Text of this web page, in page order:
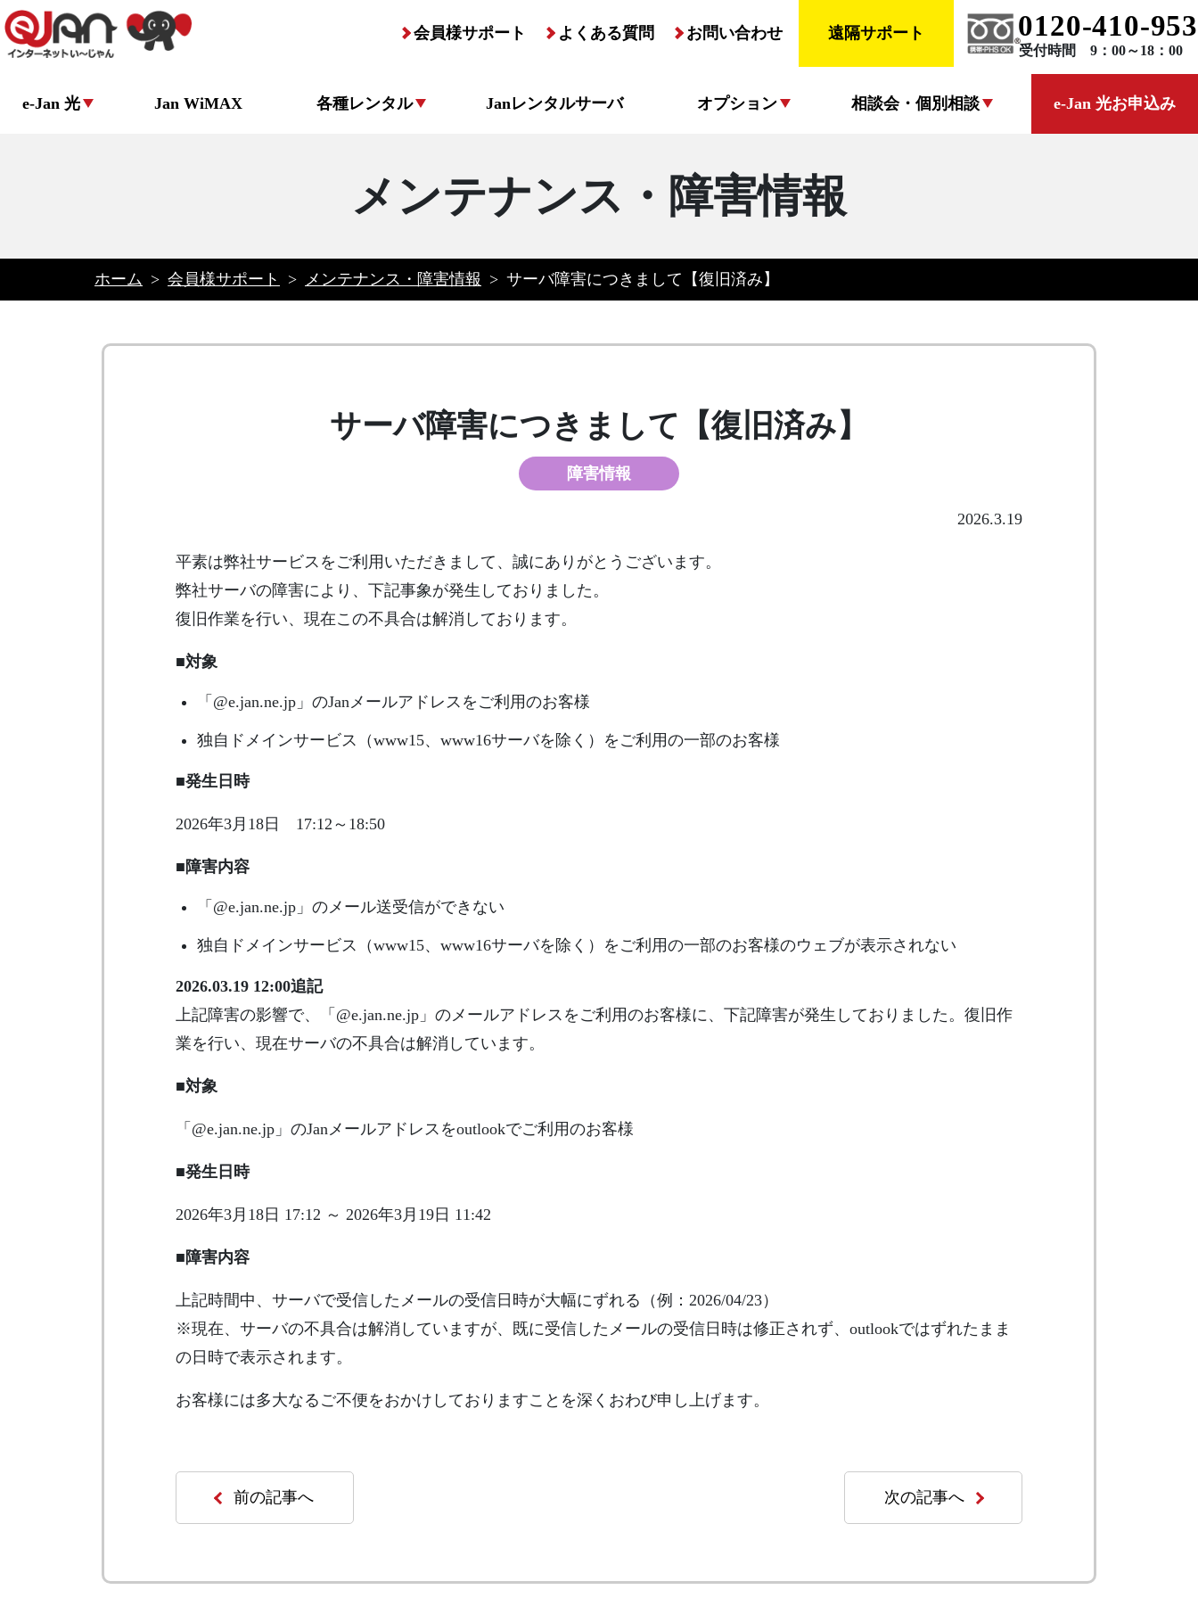
会員様サポート よくある質問 お問い合わせ 遠隔サポート 0120-410-953
受付時間 9：00～18：00
e-Jan 光 Jan WiMAX 各種レンタル Janレンタルサーバ オプション 相談会・個別相談 e-Jan 光お申込み
メンテナンス・障害情報
ホーム > 会員様サポート > メンテナンス・障害情報 > サーバ障害につきまして【復旧済み】
サーバ障害につきまして【復旧済み】
障害情報
2026.3.19
平素は弊社サービスをご利用いただきまして、誠にありがとうございます。
弊社サーバの障害により、下記事象が発生しておりました。
復旧作業を行い、現在この不具合は解消しております。
■対象
「@e.jan.ne.jp」のJanメールアドレスをご利用のお客様
独自ドメインサービス（www15、www16サーバを除く）をご利用の一部のお客様
■発生日時
2026年3月18日 17:12～18:50
■障害内容
「@e.jan.ne.jp」のメール送受信ができない
独自ドメインサービス（www15、www16サーバを除く）をご利用の一部のお客様のウェブが表示されない
2026.03.19 12:00追記
上記障害の影響で、「@e.jan.ne.jp」のメールアドレスをご利用のお客様に、下記障害が発生しておりました。復旧作
業を行い、現在サーバの不具合は解消しています。
■対象
「@e.jan.ne.jp」のJanメールアドレスをoutlookでご利用のお客様
■発生日時
2026年3月18日 17:12 ～ 2026年3月19日 11:42
■障害内容
上記時間中、サーバで受信したメールの受信日時が大幅にずれる（例：2026/04/23）
※現在、サーバの不具合は解消していますが、既に受信したメールの受信日時は修正されず、outlookではずれたまま
の日時で表示されます。
お客様には多大なるご不便をおかけしておりますことを深くおわび申し上げます。
前の記事へ 次の記事へ